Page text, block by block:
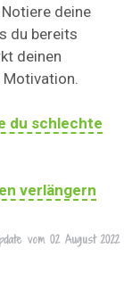
deine
du bereits
deinen
Motivation.
du schlechte
verlängern
vom 02 August 2022